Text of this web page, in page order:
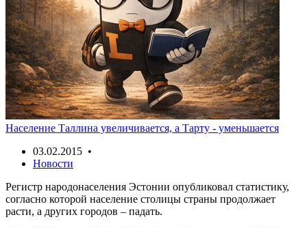
Население Таллина увеличивается, а Тарту - уменьшается
03.02.2015 •
Новости
Регистр народонаселения Эстонии опубликовал статистику,
согласно которой население столицы страны продолжает
расти, а других городов – падать.